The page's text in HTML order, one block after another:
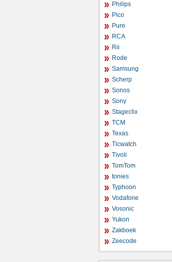
Philips
Pico
Pure
RCA
Rii
Rode
Samsung
Scherp
Sonos
Sony
Stageclix
TCM
Texas
Ticwatch
Tivoli
TomTom
tonies
Typhoon
Vodafone
Vosonic
Yukon
Zakboek
Zeecode